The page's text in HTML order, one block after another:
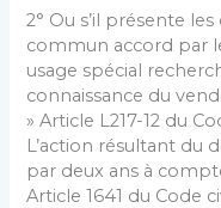
2° Ou s’il présente
commun accord par
usage spécial
connaissance du
» Article L217-12 du
L’action résultant du
par deux ans à
Article 1641 du Code